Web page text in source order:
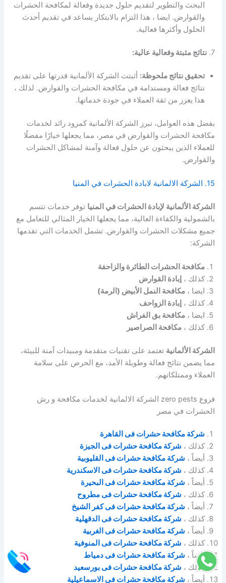
البحث والتطوير لتقديم حلول جديدة وفعالة لمكافحة الحشرات
والقوارض. ايضا ، هذا التزام بالابتكار يساعد في تقديم أحدث
الحلول وأكثرها فعالية.
7. نتائج مثبتة وفعالية عالية:
تحقيق نتائج ملحوظة: أثبتت الشركة الألمانية قدرتها على تقديم
نتائج فعالة ومستدامة في مكافحة الحشرات والقوارض. لذلك ،
هذا يعزز من ثقة العملاء في جودة خدماتها.
بفضل هذه العوامل، تبرز الشركة الألمانية كمزود رائد لخدمات
مكافحة الحشرات والقوارض في مصر، مما يجعلها خيارًا مفضلًا
للعملاء الذين يبحثون عن حلول فعالة وآمنة لمشاكل الحشرات
والقوارض.
15. الشركة الالمانية لابادة الحشرات في المنيا
الشركة الألمانية لإبادة الحشرات في المنيا توفر خدمات تتسم
بالشمولية والكفاءة العالية، مما يجعلها الخيار المثالي للتعامل مع
جميع مشكلات الحشرات والقوارض. تشمل الخدمات التي تقدمها
الشركة:
مكافحة الحشرات الطائرة والزاحفة
كذلك ،إبادة القوارض
ايضا ،مكافحة النمل الأبيض (الرمة)
كذلك ،إبادة الزواحف
ايضا ،مكافحة بق الفراش
كذلك ،مكافحة الصراصير
الشركة الألمانية تعتمد على تقنيات متقدمة ومبيدات آمنة للبيئة،
مما يضمن نتائج فعالة وطويلة الأمد، مع الحرص على سلامة
العملاء وممتلكاتهم.
فروع zero pests الشركة الالمانية لخدمات مكافحة و رش
الحشرات في مصر
شركة مكافحة حشرات فى القاهرة
كذلك ، شركة مكافحة حشرات فى الجيزة
أيضاً ، شركة مكافحة حشرات فى القليوبية
كذلك ، شركة مكافحة حشرات فى الاسكندرية
أيضاً ، شركة مكافحة حشرات فى البحيرة
كذلك ، شركة مكافحة حشرات فى مطروح
أيضاً ، شركة مكافحة حشرات فى كفر الشيخ
كذلك ، شركة مكافحة حشرات فى الدقهلية
أيضاً ، شركة مكافحة حشرات فى الغربية
كذلك ، شركة مكافحة حشرات فى المنوفية
أيضاً ، شركة مكافحة حشرات فى دمياط
كذلك ، شركة مكافحة حشرات فى بورسعيد
أيضاً ، شركة مكافحة حشرات فى الاسماعيلية